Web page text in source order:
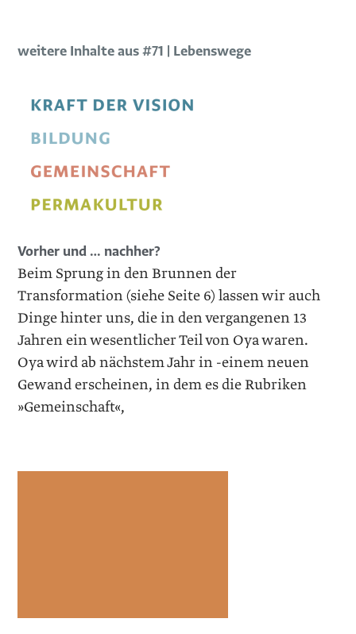
weitere Inhalte aus #71 | Lebenswege
Vorher und … nachher?
Beim Sprung in den Brunnen der
Transformation (siehe Seite 6) lassen wir auch
Dinge hinter uns, die in den vergangenen 13
Jahren ein wesentlicher Teil von Oya waren.
Oya wird ab nächstem Jahr in -einem neuen
Gewand erscheinen, in dem es die Rubriken
»Gemeinschaft«,